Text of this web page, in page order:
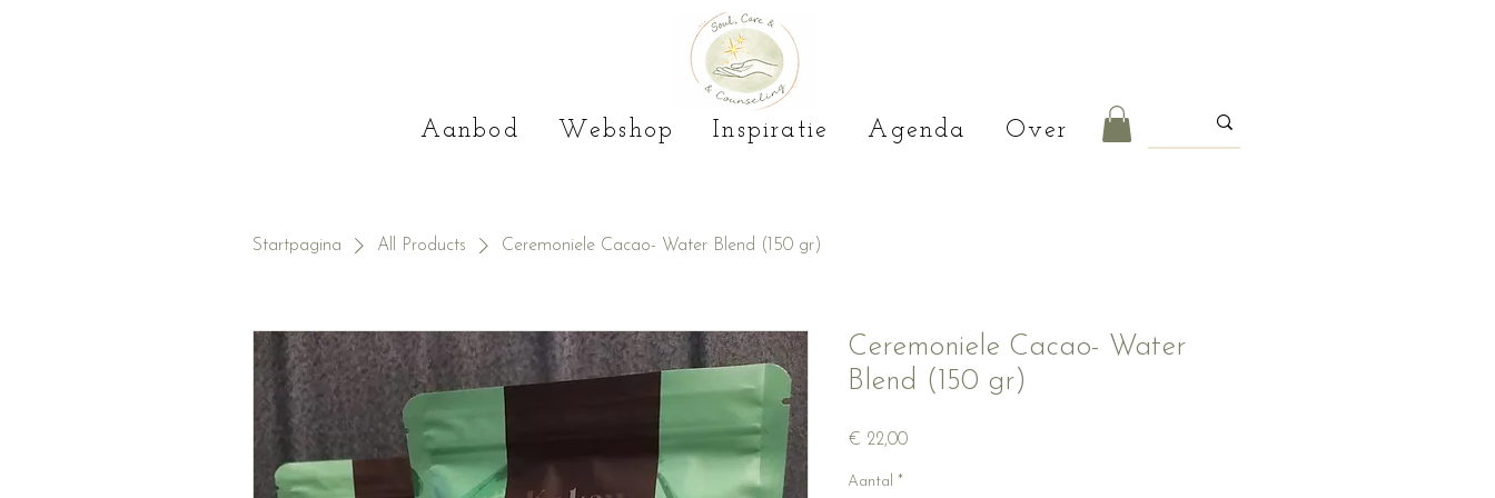
Aanbod Webshop Inspiratie Agenda Over
Startpagina All Products Ceremoniele Cacao- Water Blend (150 gr)
Ceremoniele Cacao- Water
Blend (150 gr)
€ 22,00Prijs
Aantal *